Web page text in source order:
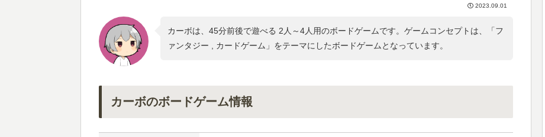
2023.09.01
カーボは、45分前後で遊べる 2人～4人用のボードゲームです。ゲームコンセプトは、「フ
ァンタジー , カードゲーム 」をテーマにしたボードゲームとなっています。
カーボのボードゲーム情報